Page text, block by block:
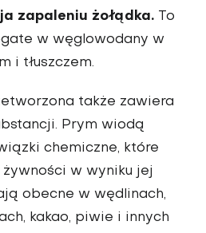
zapa­leniu żołądka. To
w węglowodany w
i tłuszczem.
także zawiera
Prym wiodą
chemiczne, które
w wyniku jej
obecne w wędlinach,
kakao, piwie i innych